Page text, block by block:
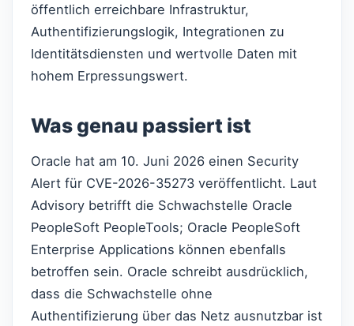
öffentlich erreichbare Infrastruktur,
Authentifizierungslogik, Integrationen zu
Identitätsdiensten und wertvolle Daten mit
hohem Erpressungswert.
Was genau passiert ist
Oracle hat am 10. Juni 2026 einen Security
Alert für CVE-2026-35273 veröffentlicht. Laut
Advisory betrifft die Schwachstelle Oracle
PeopleSoft PeopleTools; Oracle PeopleSoft
Enterprise Applications können ebenfalls
betroffen sein. Oracle schreibt ausdrücklich,
dass die Schwachstelle ohne
Authentifizierung über das Netz ausnutzbar ist